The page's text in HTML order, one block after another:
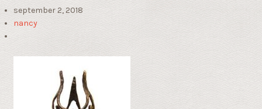
september 2, 2018
nancy